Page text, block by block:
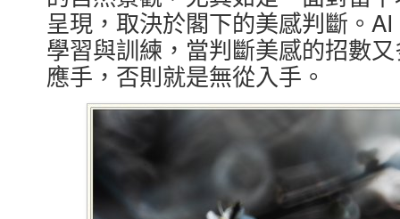
呈現，取決於閣下的美感判斷。
學習與訓練，當判斷美感的招數
應手，否則就是無從入手。